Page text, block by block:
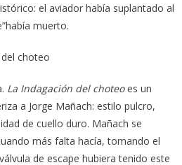
el aviador había suplantado al
muerto.
choteo
La Indagación del choteoes un
a Jorge Mañach: estilo pulcro,
de cuello duro. Mañach se
más falta hacía, tomando el
de escape hubiera tenido este